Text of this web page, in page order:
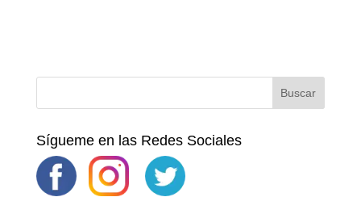
Sígueme en las Redes Sociales